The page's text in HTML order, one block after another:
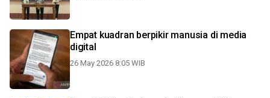
Empat kuadran berpikir manusia di media
digital
26 May 2026 8:05 WIB